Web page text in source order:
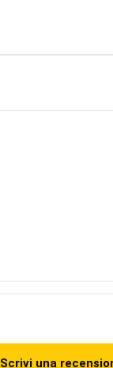
Scrivi una